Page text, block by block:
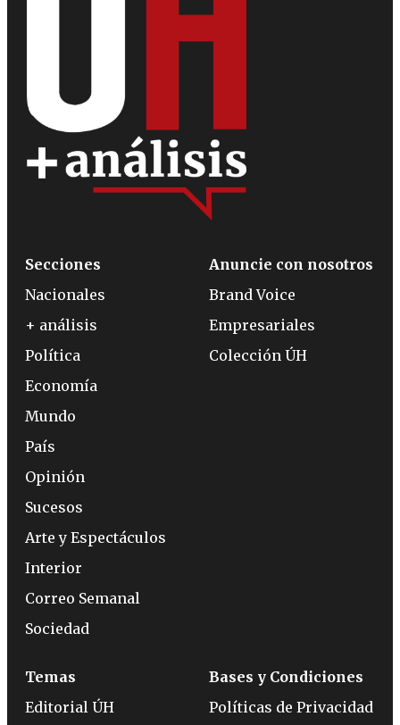
Secciones
Nacionales
+ análisis
Política
Economía
Mundo
País
Opinión
Sucesos
Arte y Espectáculos
Interior
Correo Semanal
Sociedad
Anuncie con nosotros
Brand Voice
Empresariales
Colección ÚH
Temas
Editorial ÚH
Bases y Condiciones
Políticas de Privacidad